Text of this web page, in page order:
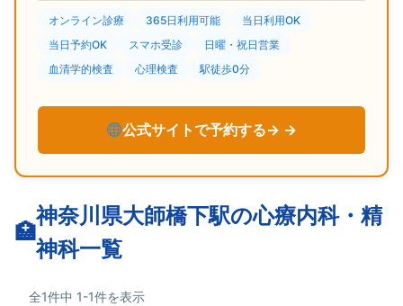
オンライン診療 365日利用可能
当日利用OK
当日予約OK
スマホ受診
日曜・祝日営業
血清学的検査
心理検査 駅徒歩0分
公式サイトで予約する→
神奈川県大師橋下駅の心療内科・精
神科一覧
全1件中 1-1件を表示